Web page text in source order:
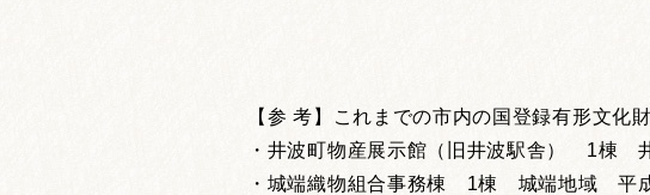
【参 考】これまでの市内の国登録有形⽂化
・井波町物産展示館（旧井波駅舎） 1棟
・城端織物組合事務棟 1棟 城端地域 平